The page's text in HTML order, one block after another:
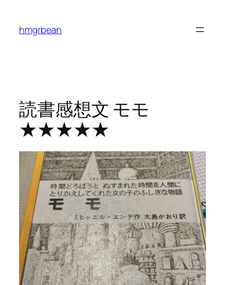
hmgrbean
読書感想文 モモ
★★★★★